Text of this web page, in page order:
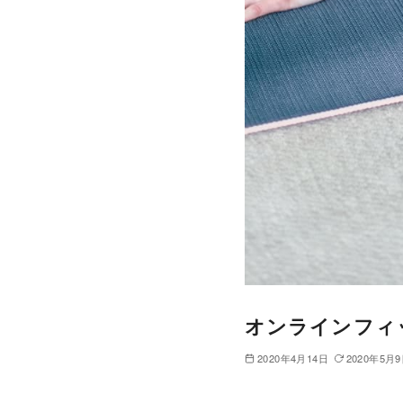
オンラインフ
2020年4月14日 2020年5月